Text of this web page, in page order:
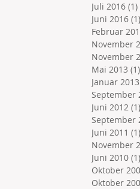
Juli 2016 (1)
Juni 2016 (1)
Februar
November
November
Mai 2013 (1)
Januar 2013
September
Juni 2012 (1)
September
Juni 2011 (1)
November
Juni 2010 (1)
Oktober
Oktober